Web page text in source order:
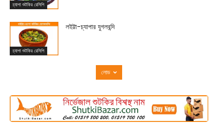
চ্যাপা শুটকির রেসিপি
চ্যাপা শুটকির রেসিপি
লইট্টা-চ্যাপার যুগলবন্দি
লোড